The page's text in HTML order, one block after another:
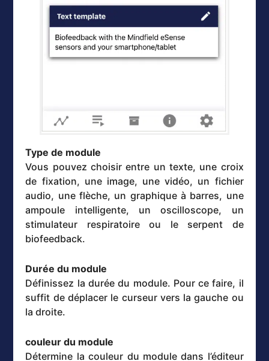
Type de module
Vous pouvez choisir entre un texte, une croix
de fixation, une image, une vidéo, un fichier
audio, une flèche, un graphique à barres, une
ampoule intelligente, un oscilloscope, un
stimulateur respiratoire ou le serpent de
biofeedback.
Durée du module
Définissez la durée du module. Pour ce faire, il
suffit de déplacer le curseur vers la gauche ou
la droite.
couleur du module
Détermine la couleur du module dans l’éditeur